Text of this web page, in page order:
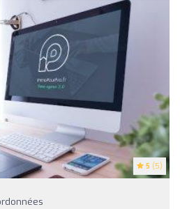
5 (5)